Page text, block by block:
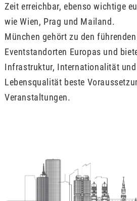
Zeit erreichbar, ebenso wichtige
wie Wien, Prag und Mailand.
München gehört zu den
Eventstandorten Europas und
Infrastruktur, Internationalität
Lebensqualität beste
Veranstaltungen.